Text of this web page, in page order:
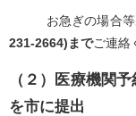
お急ぎの場合等
231-2664)までご連絡
（２）医療機関
を市に提出